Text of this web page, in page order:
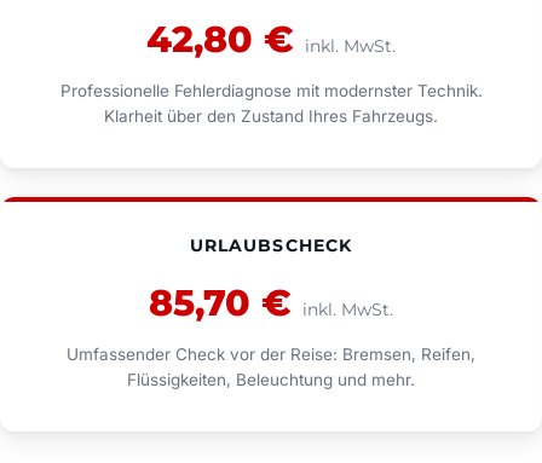
42,80 € inkl. MwSt.
Professionelle Fehlerdiagnose mit modernster Technik.
Klarheit über den Zustand Ihres Fahrzeugs.
URLAUBSCHECK
85,70 € inkl. MwSt.
Umfassender Check vor der Reise: Bremsen, Reifen,
Flüssigkeiten, Beleuchtung und mehr.